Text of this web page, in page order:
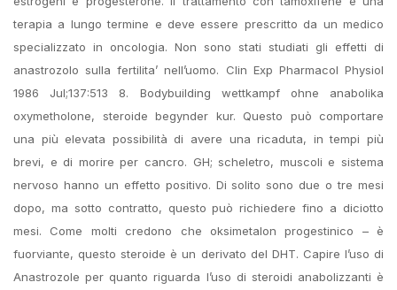
terapia a lungo termine e deve essere prescritto da un medico
specializzato in oncologia. Non sono stati studiati gli effetti di
anastrozolo sulla fertilita’ nell’uomo. Clin Exp Pharmacol Physiol
1986 Jul;137:513 8. Bodybuilding wettkampf ohne anabolika
oxymetholone, steroide begynder kur. Questo può comportare
una più elevata possibilità di avere una ricaduta, in tempi più
brevi, e di morire per cancro. GH; scheletro, muscoli e sistema
nervoso hanno un effetto positivo. Di solito sono due o tre mesi
dopo, ma sotto contratto, questo può richiedere fino a diciotto
mesi. Come molti credono che oksimetalon progestinico – è
fuorviante, questo steroide è un derivato del DHT. Capire l’uso di
Anastrozole per quanto riguarda l’uso di steroidi anabolizzanti è